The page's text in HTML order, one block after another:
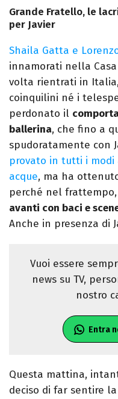
Grande Fratello, le
per Javier
Shaila Gatta e
innamorati nella
volta rientrati in
coinquilini né i
perdonato il
ballerina, che fino a
spudoratamente con
provato in tutti i modi
acque, ma ha
perché nel
avanti con baci e
Anche in presenza di
Vuoi essere
news su TV,
nostro
Entra
Questa mattina,
deciso di far sentire